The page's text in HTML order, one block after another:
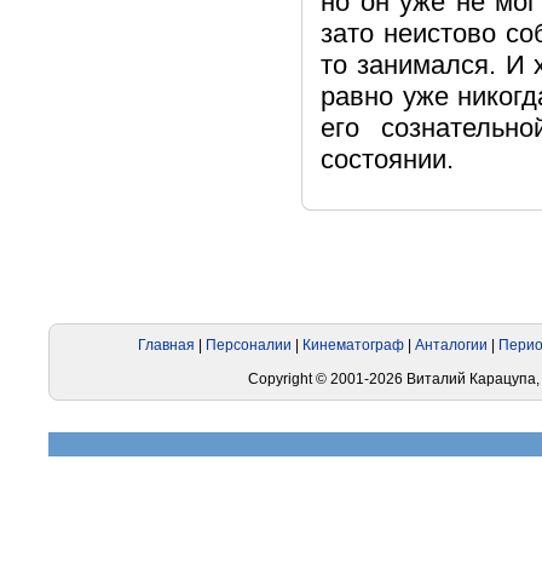
зато неистово
то занимался. И
равно уже
его
состоянии.